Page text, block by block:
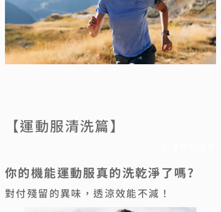
【運動服清洗篇】
你的機能運動服真的洗乾淨了嗎?
對付殘留的異味，透涼效能不減！